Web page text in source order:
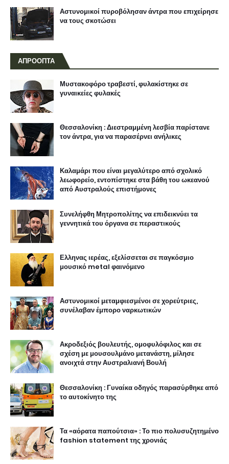
Αστυνομικοί πυροβόλησαν άντρα που επιχείρησε
να τους σκοτώσει
ΑΠΡΟΟΠΤΑ
Μυστακοφόρο τραβεστί, φυλακίστηκε σε
γυναικείες φυλακές
Θεσσαλονίκη : Διεστραμμένη λεσβία παρίστανε
τον άντρα, για να παρασέρνει ανήλικες
Καλαμάρι που είναι μεγαλύτερο από σχολικό
λεωφορείο, εντοπίστηκε στα βάθη του ωκεανού
από Αυστραλούς επιστήμονες
Συνελήφθη Μητροπολίτης να επιδεικνύει τα
γεννητικά του όργανα σε περαστικούς
Ελληνας ιερέας, εξελίσσεται σε παγκόσμιο
μουσικό metal φαινόμενο
Αστυνομικοί μεταμφιεσμένοι σε χορεύτριες,
συνέλαβαν έμπορο ναρκωτικών
Ακροδεξιός βουλευτής, ομοφυλόφιλος και σε
σχέση με μουσουλμάνο μετανάστη, μίλησε
ανοιχτά στην Αυστραλιανή Βουλή
Θεσσαλονίκη : Γυναίκα οδηγός παρασύρθηκε από
το αυτοκίνητο της
Τα «αόρατα παπούτσια» : Το πιο πολυσυζητημένο
fashion statement της χρονιάς